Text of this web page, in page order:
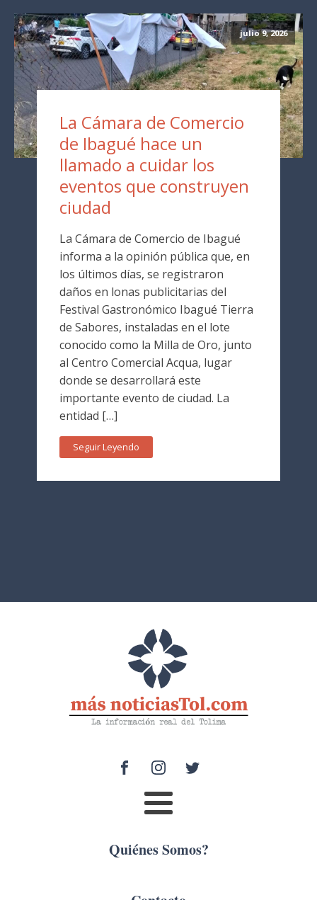
julio 9, 2026
La Cámara de Comercio
de Ibagué hace un
llamado a cuidar los
eventos que construyen
ciudad
La Cámara de Comercio de Ibagué
informa a la opinión pública que, en
los últimos días, se registraron
daños en lonas publicitarias del
Festival Gastronómico Ibagué Tierra
de Sabores, instaladas en el lote
conocido como la Milla de Oro, junto
al Centro Comercial Acqua, lugar
donde se desarrollará este
importante evento de ciudad. La
entidad […]
Seguir Leyendo
Quiénes Somos?